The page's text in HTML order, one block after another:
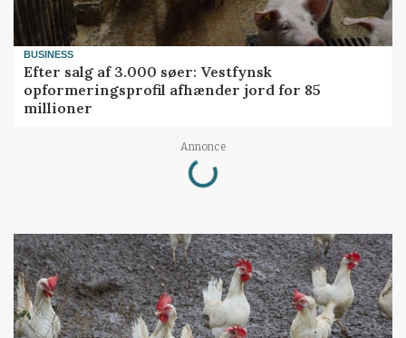
BUSINESS
Efter salg af 3.000 søer: Vestfynsk
opformeringsprofil afhænder jord for 85
millioner
Annonce
Loading...